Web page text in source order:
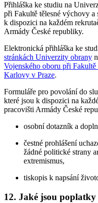
Přihláška ke studiu na
při Fakultě tělesné výchovy
k dispozici na každém
Armády České republiky.
Elektronická přihláška ke
stránkách Univerzity obrany
Vojenského oboru při
Karlovy v Praze.
Formuláře pro povolání do
které jsou k dispozici na
pracovišti Armády České
osobní dotazník a
čestné prohlášení
žádné politické strany
extremismus,
tiskopis k napsání
12. Jaké jsou